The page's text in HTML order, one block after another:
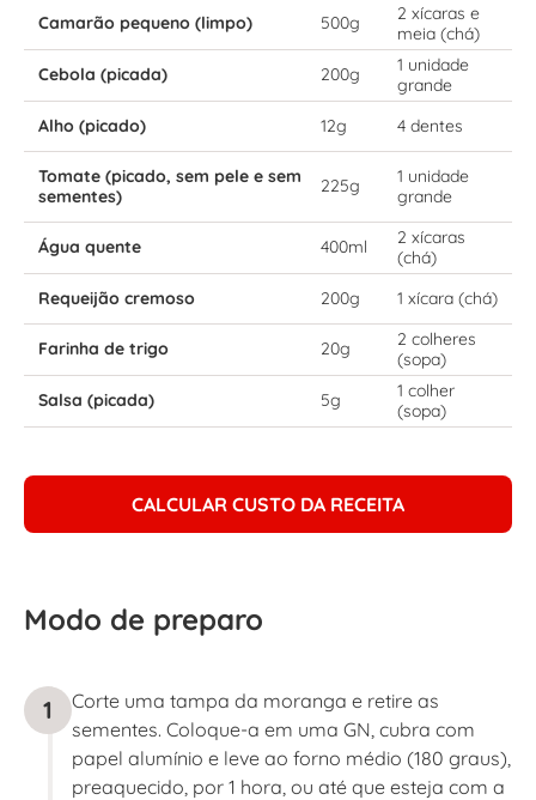
Camarão pequeno (limpo)
500g
2 xícaras e
meia (chá)
Cebola (picada)
200g
1 unidade
grande
Alho (picado)
12g 4 dentes
Tomate (picado, sem pele e sem
sementes)
225g
1 unidade
grande
Água quente 400ml
2 xícaras
(chá)
Requeijão cremoso
200g 1 xícara (chá)
Farinha de trigo 20g
2 colheres
(sopa)
Salsa (picada)
5g
1 colher
(sopa)
CALCULAR CUSTO DA RECEITA
Modo de preparo
1
Corte uma tampa da moranga e retire as
sementes. Coloque-a em uma GN, cubra com
papel alumínio e leve ao forno médio (180 graus),
preaquecido, por 1 hora, ou até que esteja com a